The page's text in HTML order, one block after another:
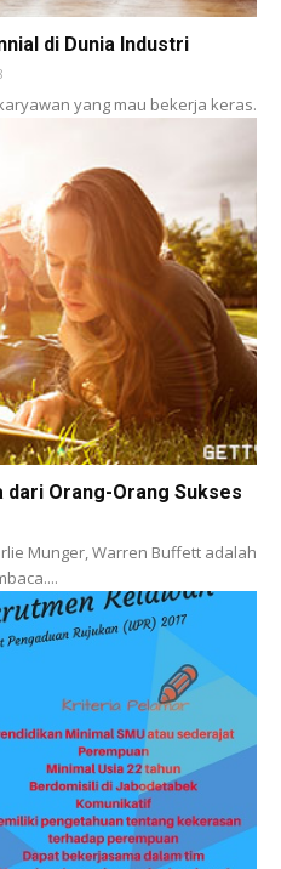
di Dunia Industri
yang mau bekerja keras.
dari Orang-Orang Sukses
Munger, Warren Buffett adalah